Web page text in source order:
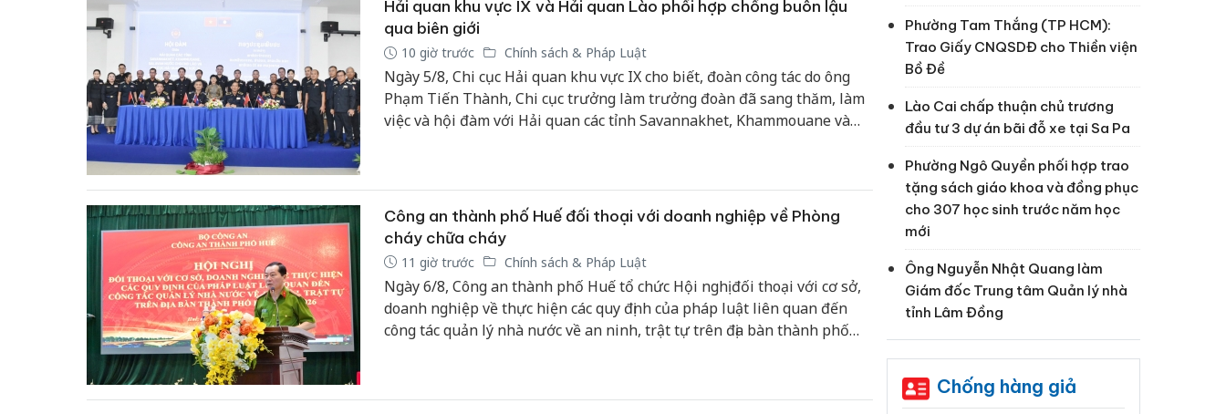
Hải quan khu vực IX và Hải quan Lào phối hợp chống buôn lậu
qua biên giới
10 giờ trước Chính sách & Pháp Luật
Ngày 5/8, Chi cục Hải quan khu vực IX cho biết, đoàn công tác do ông
Phạm Tiến Thành, Chi cục trưởng làm trưởng đoàn đã sang thăm, làm
việc và hội đàm với Hải quan các tỉnh Savannakhet, Khammouane và
Công an thành phố Huế đối thoại với doanh nghiệp về Phòng
cháy chữa cháy
11 giờ trước Chính sách & Pháp Luật
Ngày 6/8, Công an thành phố Huế tổ chức Hội nghị đối thoại với cơ sở,
doanh nghiệp về thực hiện các quy định của pháp luật liên quan đến
công tác quản lý nhà nước về an ninh, trật tự trên địa bàn thành phố
Phường Tam Thắng (TP HCM):
Trao Giấy CNQSDĐ cho Thiền viện
Bồ Đề
Lào Cai chấp thuận chủ trương
đầu tư 3 dự án bãi đỗ xe tại Sa Pa
Phường Ngô Quyền phối hợp trao
tặng sách giáo khoa và đồng phục
cho 307 học sinh trước năm học
mới
Ông Nguyễn Nhật Quang làm
Giám đốc Trung tâm Quản lý nhà
tỉnh Lâm Đồng
Chống hàng giả